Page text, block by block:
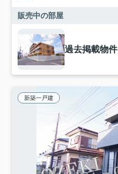
販売中の部屋
過去掲載物件
新築一戸建